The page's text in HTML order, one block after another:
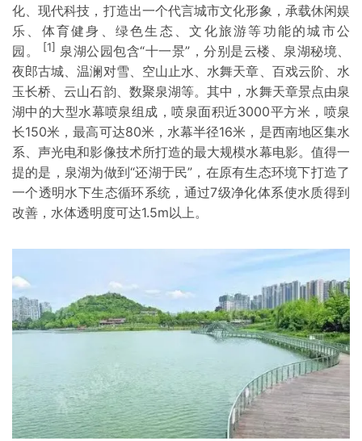
化、现代科技，打造出一个代言城市文化形象，承载休闲娱
乐、体育健身、绿色生态、文化旅游等功能的城市公
园。
[1] 泉湖公园包含“十一景”，分别是云楼、泉湖秘境、
夜郎古城、温澜对雪、空山止水、水舞天章、百戏云阶、水
玉长桥、云山石韵、数聚泉湖等。其中，水舞天章景点由泉
湖中的大型水幕喷泉组成，喷泉面积近3000平方米，喷泉
长150米，最高可达80米，水幕半径16米，是西南地区集水
系、声光电和影像技术所打造的最大规模水幕电影。值得一
提的是，泉湖为做到“还湖于民”，在原有生态环境下打造了
一个透明水下生态循环系统，通过7级净化体系使水质得到
改善，水体透明度可达1.5m以上。